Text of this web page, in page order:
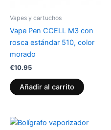
Vapes y cartuchos
Vape Pen CCELL M3 con
rosca estándar 510, color
morado
€10.95
Añadir al carrito